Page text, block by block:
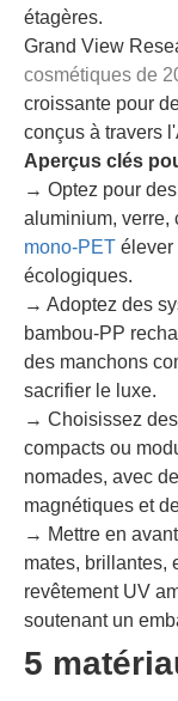
étagères.
Grand View
cosmétiques de
croissante pour
conçus à travers
Aperçus clés
→ Optez pour
aluminium, verre,
mono-PET élever
écologiques.
→ Adoptez des
bambou-PP
des manchons
sacrifier le luxe.
→ Choisissez
compacts ou
nomades, avec
magnétiques et
→ Mettre en
mates, brillantes,
revêtement UV
soutenant un
5